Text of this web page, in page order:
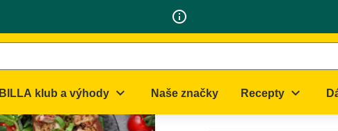
info_outline
BILLA klub a výhody expand_more Naše značky Recepty expand_more
Batát
cizrnou